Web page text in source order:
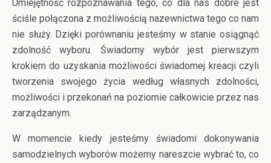
Umiejętność rozpoznawania tego, co dla nas dobre jest
ściśle połączona z możliwością nazewnictwa tego co nam
nie służy. Dzięki porównaniu jesteśmy w stanie osiągnąć
zdolność wyboru. Świadomy wybór jest pierwszym
krokiem do uzyskania możliwości świadomej kreacji czyli
tworzenia swojego życia według własnych zdolności,
możliwości i przekonań na poziomie całkowicie przez nas
zarządzanym.
W momencie kiedy jesteśmy świadomi dokonywania
samodzielnych wyborów możemy nareszcie wybrać to, co